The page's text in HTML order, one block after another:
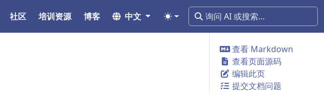
社区 培训资源 博客 中文
查看 Markdown
查看页面源码
编辑此页
提交文档问题